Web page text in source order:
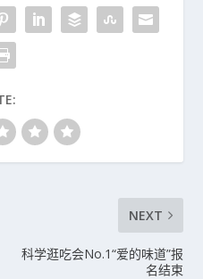
NEXT
科学逛吃会No.1“爱的味道”报
名结束